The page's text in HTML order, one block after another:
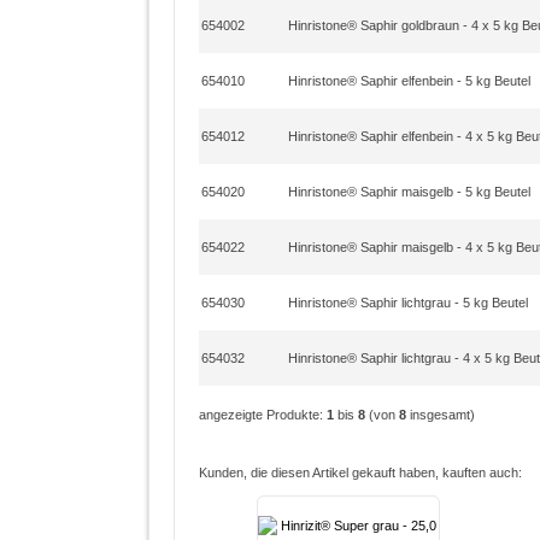
654002 Hinristone® Saphir goldbraun - 4 x 5 kg
654010 Hinristone® Saphir elfenbein - 5 kg Beutel
654012 Hinristone® Saphir elfenbein - 4 x 5 kg
654020 Hinristone® Saphir maisgelb - 5 kg Beutel
654022 Hinristone® Saphir maisgelb - 4 x 5 kg
654030 Hinristone® Saphir lichtgrau - 5 kg Beutel
654032 Hinristone® Saphir lichtgrau - 4 x 5 kg
angezeigte Produkte: 1 bis 8 (von 8 insgesamt)
Kunden, die diesen Artikel gekauft haben, kauften auch: